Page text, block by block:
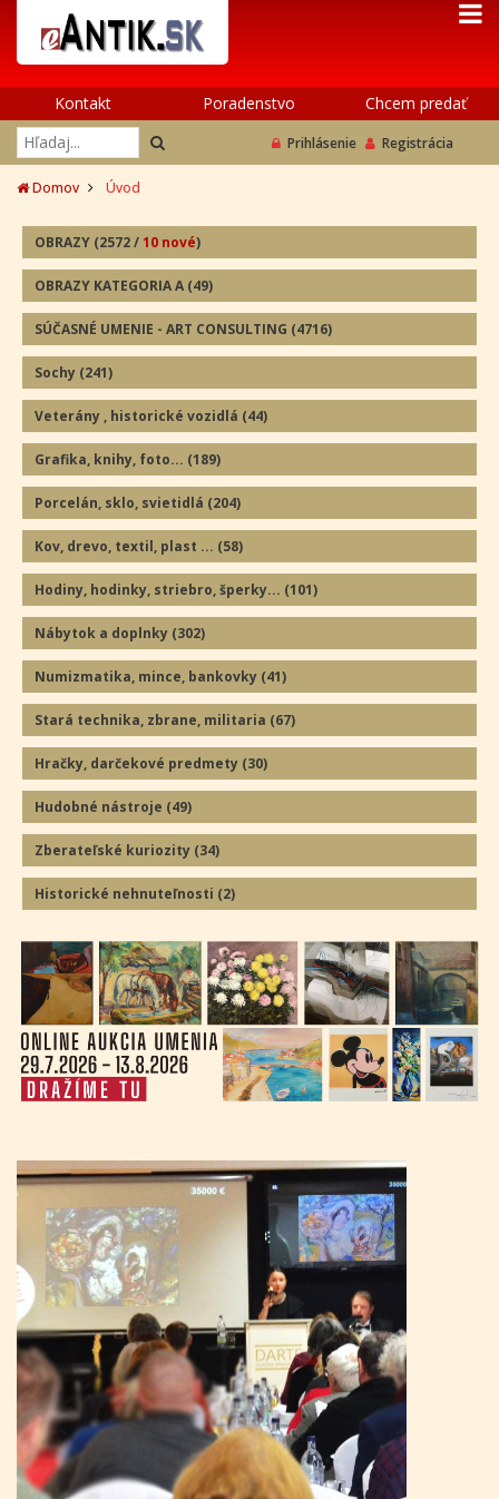
Kontakt Poradenstvo Chcem predať
Prihlásenie Registrácia
Domov Úvod
OBRAZY (2572/10 nové)
OBRAZY KATEGORIA A (49)
SÚČASNÉ UMENIE - ART CONSULTING (4716)
Sochy (241)
Veterány , historické vozidlá (44)
Grafika, knihy, foto... (189)
Porcelán, sklo, svietidlá (204)
Kov, drevo, textil, plast ... (58)
Hodiny, hodinky, striebro, šperky... (101)
Nábytok a doplnky (302)
Numizmatika, mince, bankovky (41)
Stará technika, zbrane, militaria (67)
Hračky, darčekové predmety (30)
Hudobné nástroje (49)
Zberateľské kuriozity (34)
Historické nehnuteľnosti (2)